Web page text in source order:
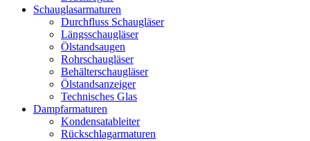
Schauglas­armaturen
Durchfluss Schaugläser
Längsschaugläser
Ölstandsaugen
Rohrschaugläser
Behälterschaugläser
Ölstandsanzeiger
Technisches Glas
Dampfarmaturen
Kondensatableiter
Rückschlagarmaturen